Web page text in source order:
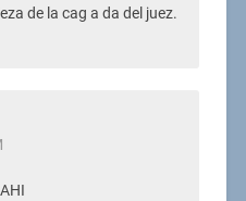
de la cag a da del juez.